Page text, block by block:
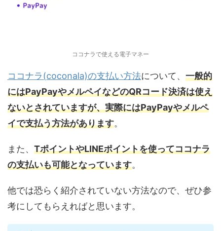
ココナラで使える電子マネー
ココナラ(coconala)の支払い方法について、 一般的
にはPayPayやメルペイなどのQRコード決済は使え
ないとされていますが、実際にはPayPayやメルペ
イで支払う方法があります。
また、 TポイントやLINEポイントを使ってココナラ
の支払いも可能となっています。
他では恐らく紹介されていない方法なので、ぜひ参
考にしてもらえればと思います。